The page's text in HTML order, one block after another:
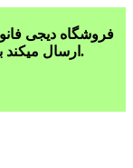
فروشگاه دیجی
ارسال میکند با خیال راحت سفارش خود را ثبت کنید.